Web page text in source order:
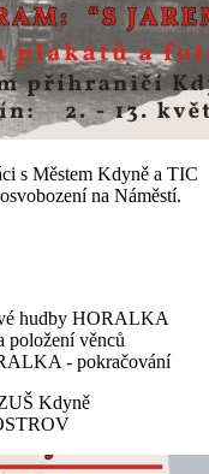
s Městem Kdyně a TIC
na Náměstí.
hudby HORALKA
položení věnců
- pokračování
Kdyně